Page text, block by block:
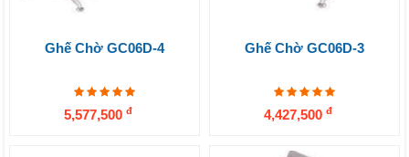
Ghế Chờ GC06D-4
5,577,500 đ
Ghế Chờ GC06D-3
4,427,500 đ